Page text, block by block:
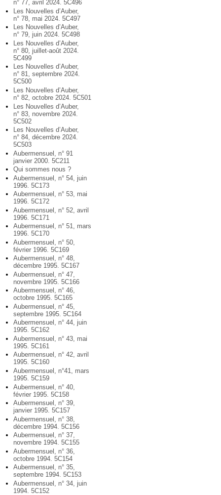
n° 77, avril 2024. 5C496
Les Nouvelles d’Auber,
n° 78, mai 2024. 5C497
Les Nouvelles d’Auber,
n° 79, juin 2024. 5C498
Les Nouvelles d’Auber,
n° 80, juillet-août 2024.
5C499
Les Nouvelles d’Auber,
n° 81, septembre 2024.
5C500
Les Nouvelles d’Auber,
n° 82, octobre 2024. 5C501
Les Nouvelles d’Auber,
n° 83, novembre 2024.
5C502
Les Nouvelles d’Auber,
n° 84, décembre 2024.
5C503
Aubermensuel, n° 91
janvier 2000. 5C211
Qui sommes nous ?
Aubermensuel, n° 54, juin
1996. 5C173
Aubermensuel, n° 53, mai
1996. 5C172
Aubermensuel, n° 52, avril
1996. 5C171
Aubermensuel, n° 51, mars
1996. 5C170
Aubermensuel, n° 50,
février 1996. 5C169
Aubermensuel, n° 48,
décembre 1995. 5C167
Aubermensuel, n° 47,
novembre 1995. 5C166
Aubermensuel, n° 46,
octobre 1995. 5C165
Aubermensuel, n° 45,
septembre 1995. 5C164
Aubermensuel, n° 44, juin
1995. 5C162
Aubermensuel, n° 43, mai
1995. 5C161
Aubermensuel, n° 42, avril
1995. 5C160
Aubermensuel, n°41, mars
1995. 5C159
Aubermensuel, n° 40,
février 1995. 5C158
Aubermensuel, n° 39,
janvier 1995. 5C157
Aubermensuel, n° 38,
décembre 1994. 5C156
Aubermensuel, n° 37,
novembre 1994. 5C155
Aubermensuel, n° 36,
octobre 1994. 5C154
Aubermensuel, n° 35,
septembre 1994. 5C153
Aubermensuel, n° 34, juin
1994. 5C152